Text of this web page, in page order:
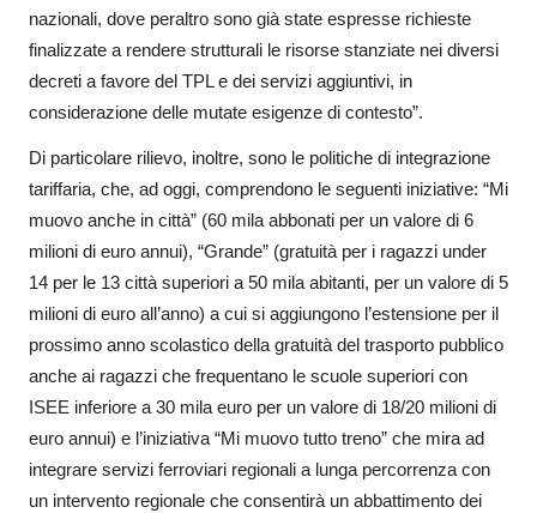
nazionali, dove peraltro sono già state espresse richieste
finalizzate a rendere strutturali le risorse stanziate nei diversi
decreti a favore del TPL e dei servizi aggiuntivi, in
considerazione delle mutate esigenze di contesto”.
Di particolare rilievo, inoltre, sono le politiche di integrazione
tariffaria, che, ad oggi, comprendono le seguenti iniziative: “Mi
muovo anche in città” (60 mila abbonati per un valore di 6
milioni di euro annui), “Grande” (gratuità per i ragazzi under
14 per le 13 città superiori a 50 mila abitanti, per un valore di 5
milioni di euro all’anno) a cui si aggiungono l’estensione per il
prossimo anno scolastico della gratuità del trasporto pubblico
anche ai ragazzi che frequentano le scuole superiori con
ISEE inferiore a 30 mila euro per un valore di 18/20 milioni di
euro annui) e l’iniziativa “Mi muovo tutto treno” che mira ad
integrare servizi ferroviari regionali a lunga percorrenza con
un intervento regionale che consentirà un abbattimento dei